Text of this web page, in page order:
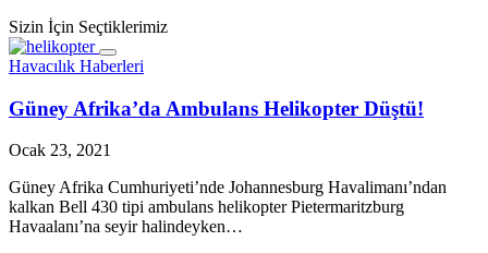
Sizin İçin Seçtiklerimiz
Havacılık Haberleri
Güney Afrika’da Ambulans Helikopter Düştü!
Ocak 23, 2021
Güney Afrika Cumhuriyeti’nde Johannesburg Havalimanı’ndan
kalkan Bell 430 tipi ambulans helikopter Pietermaritzburg
Havaalanı’na seyir halindeyken…